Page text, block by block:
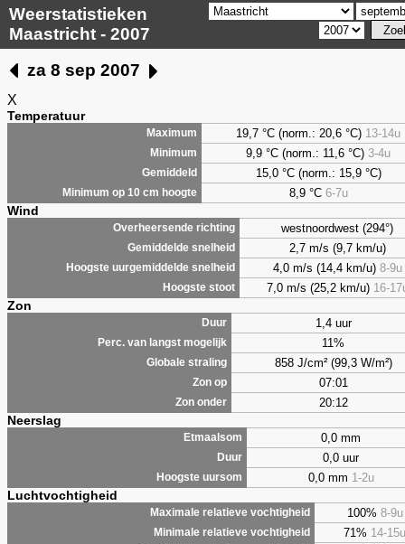
Weerstatistieken
Maastricht - 2007
za 8 sep 2007
X
Temperatuur
Maximum 19,7 °C (norm.: 20,6 °C) 13-14u
Minimum 9,9 °C (norm.: 11,6 °C) 3-4u
Gemiddeld 15,0 °C (norm.: 15,9 °C)
Minimum op 10 cm hoogte 8,9°C 6-7u
Wind
Overheersende richting westnoordwest (294°)
Gemiddelde snelheid 2,7 m/s (9,7 km/u)
Hoogste uurgemiddelde snelheid 4,0 m/s (14,4 km/u) 8-9u
Hoogste stoot 7,0 m/s (25,2 km/u) 16-
Zon
Duur 1,4 uur
Perc. van langst mogelijk 11%
Globale straling 858 J/cm² (99,3 W/m²)
Zon op 07:01
Zon onder 20:12
Neerslag
Etmaalsom 0,0 mm
Duur 0,0 uur
Hoogste uursom 0,0 mm 1-2u
Luchtvochtigheid
Maximale relatieve vochtigheid 100% 8-9u
Minimale relatieve vochtigheid 71% 14-15u